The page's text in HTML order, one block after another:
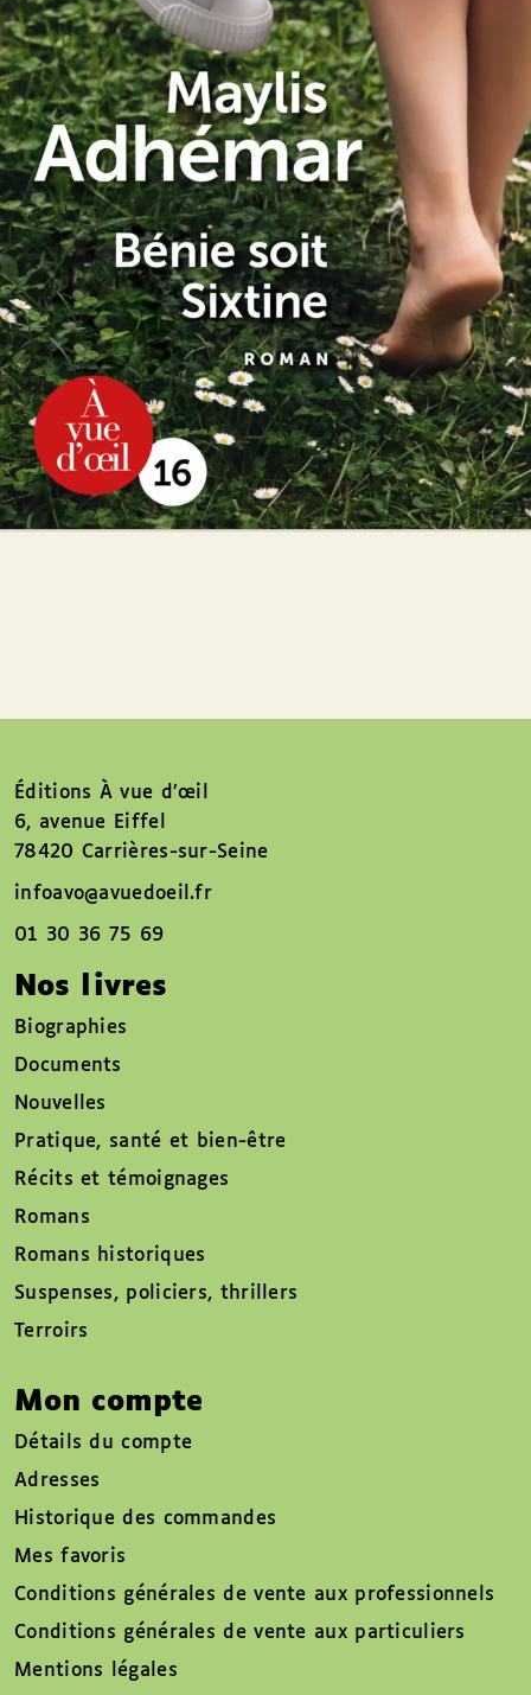
Bénie soit Sixtine
Maylis Adhémar
22€
Éditions À vue d’œil
6, avenue Eiffel
78420 Carrières-sur-Seine
infoavo@avuedoeil.fr
01 30 36 75 69
Nos livres
Biographies
Documents
Nouvelles
Pratique, santé et bien-être
Récits et témoignages
Romans
Romans historiques
Suspenses, policiers, thrillers
Terroirs
Mon compte
Détails du compte
Adresses
Historique des commandes
Mes favoris
Conditions générales de vente aux professionnels
Conditions générales de vente aux particuliers
Mentions légales